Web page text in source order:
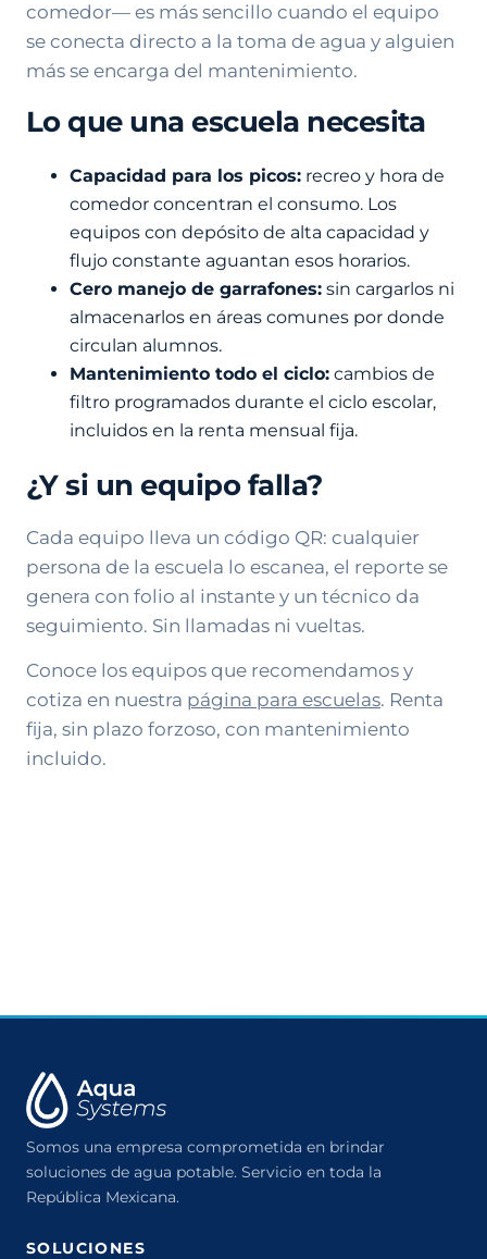
comedor— es más sencillo cuando el equipo
se conecta directo a la toma de agua y alguien
más se encarga del mantenimiento.
Lo que una escuela necesita
Capacidad para los picos: recreo y hora de
comedor concentran el consumo. Los
equipos con depósito de alta capacidad y
flujo constante aguantan esos horarios.
Cero manejo de garrafones: sin cargarlos ni
almacenarlos en áreas comunes por donde
circulan alumnos.
Mantenimiento todo el ciclo: cambios de
filtro programados durante el ciclo escolar,
incluidos en la renta mensual fija.
¿Y si un equipo falla?
Cada equipo lleva un código QR: cualquier
persona de la escuela lo escanea, el reporte se
genera con folio al instante y un técnico da
seguimiento. Sin llamadas ni vueltas.
Conoce los equipos que recomendamos y
cotiza en nuestra página para escuelas. Renta
fija, sin plazo forzoso, con mantenimiento
incluido.
Somos una empresa comprometida en brindar
soluciones de agua potable. Servicio en toda la
República Mexicana.
SOLUCIONES